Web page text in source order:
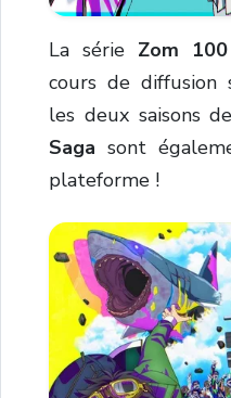
La série Zom 100
cours de diffusion
les deux saisons
Saga sont
plateforme !